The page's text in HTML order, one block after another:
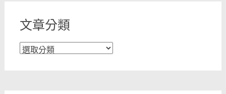
文章分類
文